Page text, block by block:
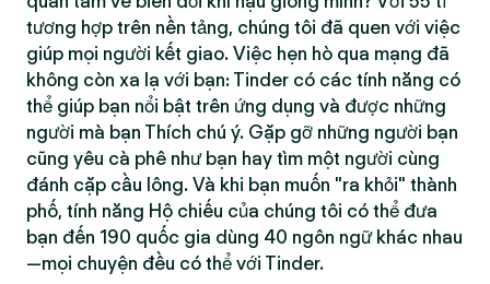
tương hợp trên nền tảng, chúng tôi đã quen với việc
giúp mọi người kết giao. Việc hẹn hò qua mạng đã
không còn xa lạ với bạn: Tinder có các tính năng có
thể giúp bạn nổi bật trên ứng dụng và được những
người mà bạn Thích chú ý. Gặp gỡ những người bạn
cũng yêu cà phê như bạn hay tìm một người cùng
đánh cặp cầu lông. Và khi bạn muốn "ra khỏi" thành
phố, tính năng Hộ chiếu của chúng tôi có thể đưa
bạn đến 190 quốc gia dùng 40 ngôn ngữ khác nhau
—mọi chuyện đều có thể với Tinder.